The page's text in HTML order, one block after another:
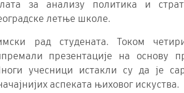
за анализу политика и
летње школе.
рад студената. Током
презентације на основу
учесници истакли су да је
аспеката њиховог искуства.